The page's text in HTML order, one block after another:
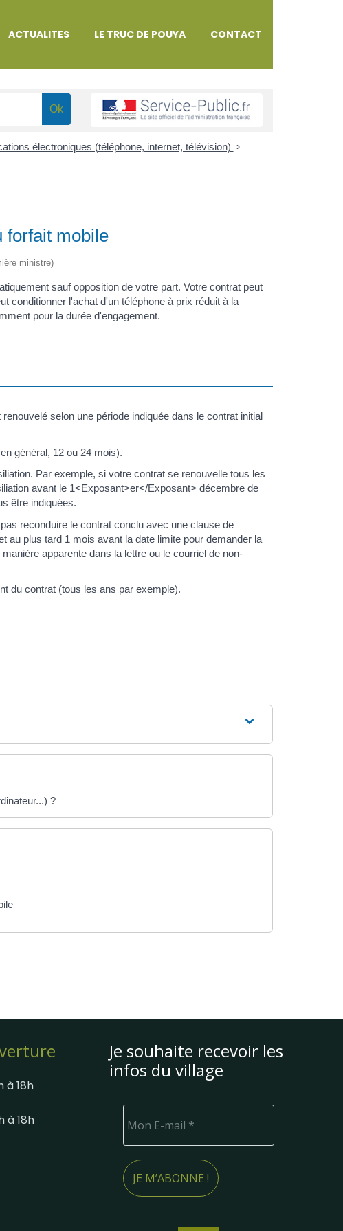
ACTUALITES LE TRUC DE POUYA CONTACT
électroniques (téléphone, internet, télévision) >
forfait mobile
ministre)
sauf opposition de votre part. Votre contrat peut
conditionner l'achat d'un téléphone à prix réduit à la
pour la durée d'engagement.
selon une période indiquée dans le contrat initial
général, 12 ou 24 mois).
Par exemple, si votre contrat se renouvelle tous les
avant le 1<Exposant>er</Exposant> décembre de
être indiquées.
reconduire le contrat conclu avec une clause de
au plus tard 1 mois avant la date limite pour demander la
apparente dans la lettre ou le courriel de non-
du contrat (tous les ans par exemple).
?
à 18h
à 18h
Je souhaite recevoir les
infos du village